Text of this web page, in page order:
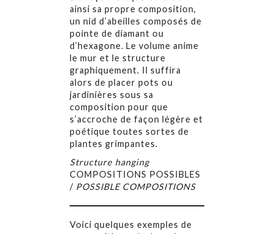
ainsi sa propre composition,
un nid d’abeilles composés de
pointe de diamant ou
d’hexagone. Le volume anime
le mur et le structure
graphiquement. Il suffira
alors de placer pots ou
jardinières sous sa
composition pour que
s’accroche de façon légère et
poétique toutes sortes de
plantes grimpantes.
Structure hanging
COMPOSITIONS POSSIBLES
/ POSSIBLE COMPOSITIONS
Voici quelques exemples de